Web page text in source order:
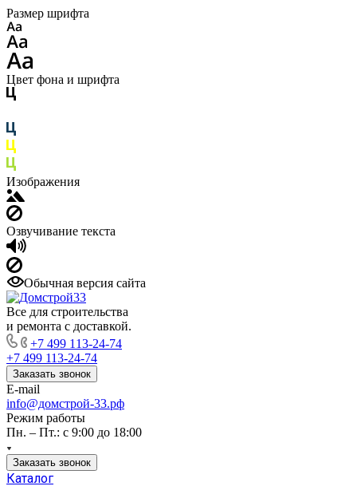
Размер шрифта
Цвет фона и шрифта
Изображения
Озвучивание текста
Обычная версия сайта
Все для строительства
и ремонта с доставкой.
+7 499 113-24-74
+7 499 113-24-74
Заказать звонок
E-mail
info@домстрой-33.рф
Режим работы
Пн. – Пт.: с 9:00 до 18:00
Заказать звонок
Каталог